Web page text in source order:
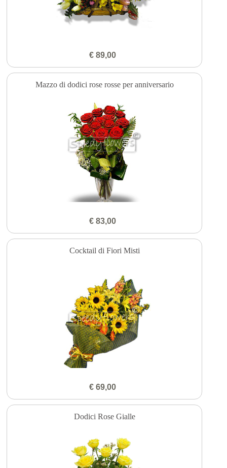
€ 89,00
Mazzo di dodici rose rosse per anniversario
€ 83,00
Cocktail di Fiori Misti
€ 69,00
Dodici Rose Gialle